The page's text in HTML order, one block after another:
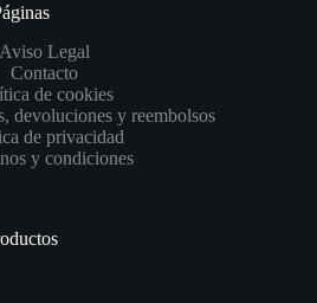
Aviso Legal
Contacto
de cookies
devoluciones y reembolsos
de privacidad
y condiciones